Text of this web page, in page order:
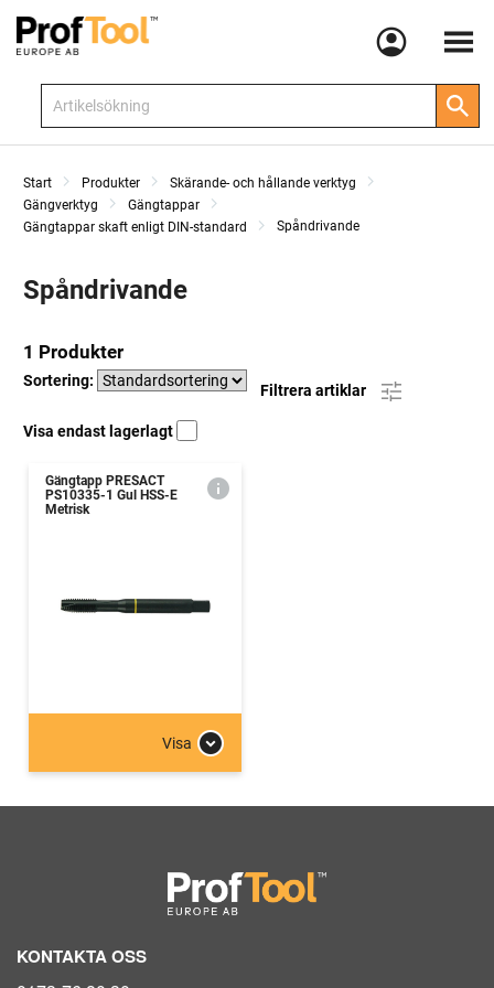
Meny
Start Produkter
Skärande- och hållande verktyg
Gängverktyg
Gängtappar
Gängtappar skaft enligt DIN-standard
Spåndrivande
Spåndrivande
1 Produkter
Sortering:
Filtrera artiklar
Visa endast lagerlagt
Gängtapp PRESACT
PS10335-1 Gul HSS-E
Metrisk
Visa
KONTAKTA OSS